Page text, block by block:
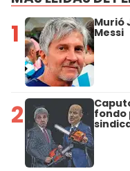
1 Murió
Messi
2 fondo